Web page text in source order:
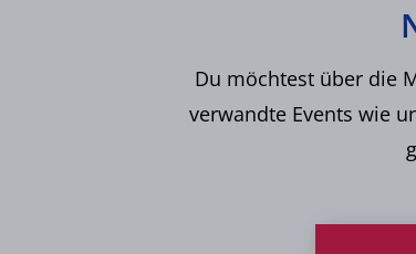
Du möchtest über die
verwandte Events wie